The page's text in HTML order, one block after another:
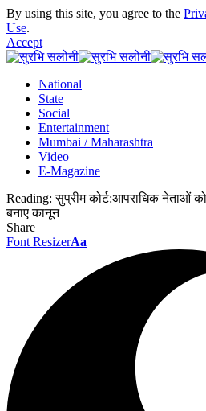
By using this site, you agree to the
Use.
Accept
National
State
Social
Entertainment
Mumbai / Maharashtra
Video
E-Magazine
Reading: सुप्रीम कोर्ट:आपराधिक नेताओं
बनाए कानून
Share
Font ResizerAa